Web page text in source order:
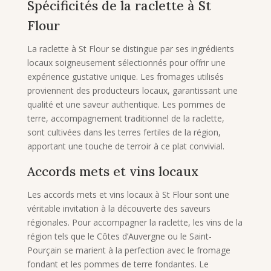
Spécificités de la raclette à St
Flour
La raclette à St Flour se distingue par ses ingrédients
locaux soigneusement sélectionnés pour offrir une
expérience gustative unique. Les fromages utilisés
proviennent des producteurs locaux, garantissant une
qualité et une saveur authentique. Les pommes de
terre, accompagnement traditionnel de la raclette,
sont cultivées dans les terres fertiles de la région,
apportant une touche de terroir à ce plat convivial.
Accords mets et vins locaux
Les accords mets et vins locaux à St Flour sont une
véritable invitation à la découverte des saveurs
régionales. Pour accompagner la raclette, les vins de la
région tels que le Côtes d’Auvergne ou le Saint-
Pourçain se marient à la perfection avec le fromage
fondant et les pommes de terre fondantes. Le